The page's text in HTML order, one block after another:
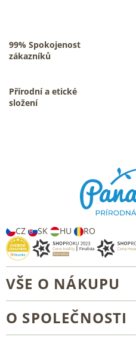
99% Spokojenost
zákazníků
Přírodní a etické
složení
CZ SK HU RO
VŠE O NÁKUPU
Velkoobchod a spolupráce
O SPOLEČNOSTI